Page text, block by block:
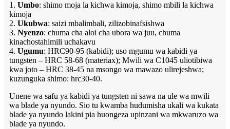
1. Umbo: shimo moja la kichwa kimoja, shimo mbili la kichwa
kimoja
2. Ukubwa: saizi mbalimbali, zilizobinafsishwa
3. Nyenzo: chuma cha aloi cha ubora wa juu, chuma
kinachostahimili uchakavu
4. Ugumu: HRC90-95 (kabidi); uso mgumu wa kabidi ya
tungsten – HRC 58-68 (materiax); Mwili wa C1045 uliotibiwa
kwa joto – HRC 38-45 na msongo wa mawazo ulirejeshwa;
kuzunguka shimo: hrc30-40.
Unene wa safu ya kabidi ya tungsten ni sawa na ule wa mwili
wa blade ya nyundo. Sio tu kwamba hudumisha ukali wa kukata
blade ya nyundo lakini pia huongeza upinzani wa mkwaruzo wa
blade ya nyundo.